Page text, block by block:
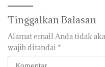
Tinggalkan Balasan
Alamat email Anda tidak
wajib ditandai *